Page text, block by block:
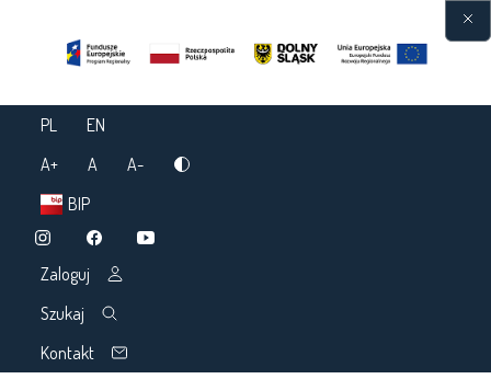
PL
EN
A+
A
A-
BIP
Zaloguj
Szukaj
Kontakt